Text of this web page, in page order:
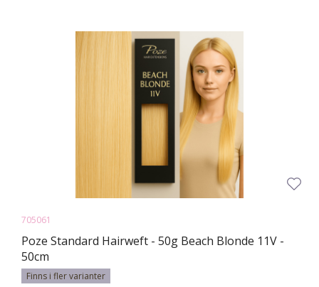
705061
Poze Standard Hairweft - 50g Beach Blonde 11V -
50cm
Finns i fler varianter